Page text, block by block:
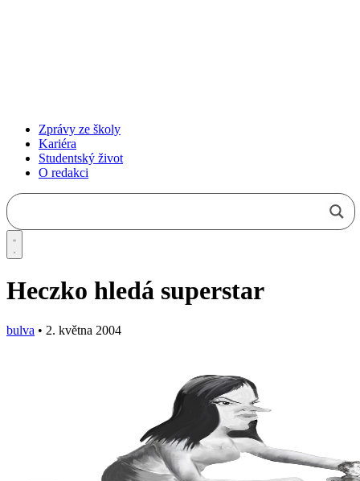
Zprávy ze školy
Kariéra
Studentský život
O redakci
Heczko hledá superstar
bulva • 2. května 2004